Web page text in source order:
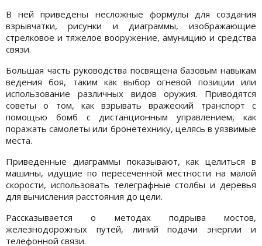
В ней приведены несложные формулы для создания
взрывчатки, рисунки и диаграммы, изображающие
стрелковое и тяжелое вооружение, амуницию и средства
связи.
Большая часть руководства посвящена базовым навыкам
ведения боя, таким как выбор огневой позиции или
использование различных видов оружия. Приводятся
советы о том, как взрывать вражеский транспорт с
помощью бомб с дистанционным управлением, как
поражать самолеты или бронетехнику, целясь в уязвимые
места.
Приведенные диаграммы показывают, как целиться в
машины, идущие по пересеченной местности на малой
скорости, использовать телеграфные столбы и деревья
для вычисления расстояния до цели.
Рассказывается о методах подрыва мостов,
железнодорожных путей, линий подачи энергии и
телефонной связи.